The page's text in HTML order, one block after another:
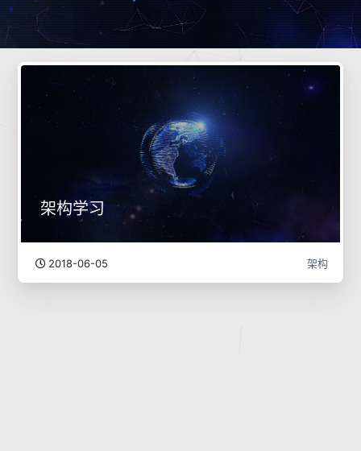
架构学习
2018-06-05 架构